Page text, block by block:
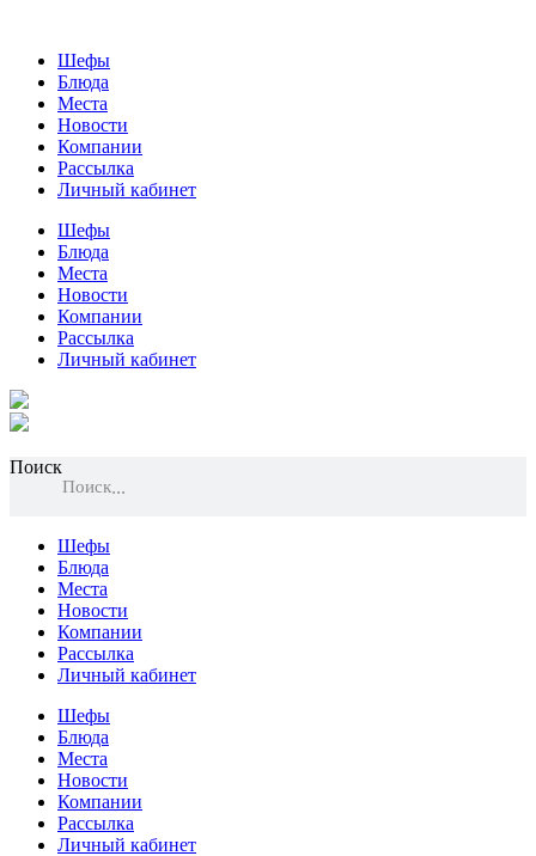
Шефы
Блюда
Места
Новости
Компании
Рассылка
Личный кабинет
Шефы
Блюда
Места
Новости
Компании
Рассылка
Личный кабинет
Поиск
Поиск
Шефы
Блюда
Места
Новости
Компании
Рассылка
Личный кабинет
Шефы
Блюда
Места
Новости
Компании
Рассылка
Личный кабинет